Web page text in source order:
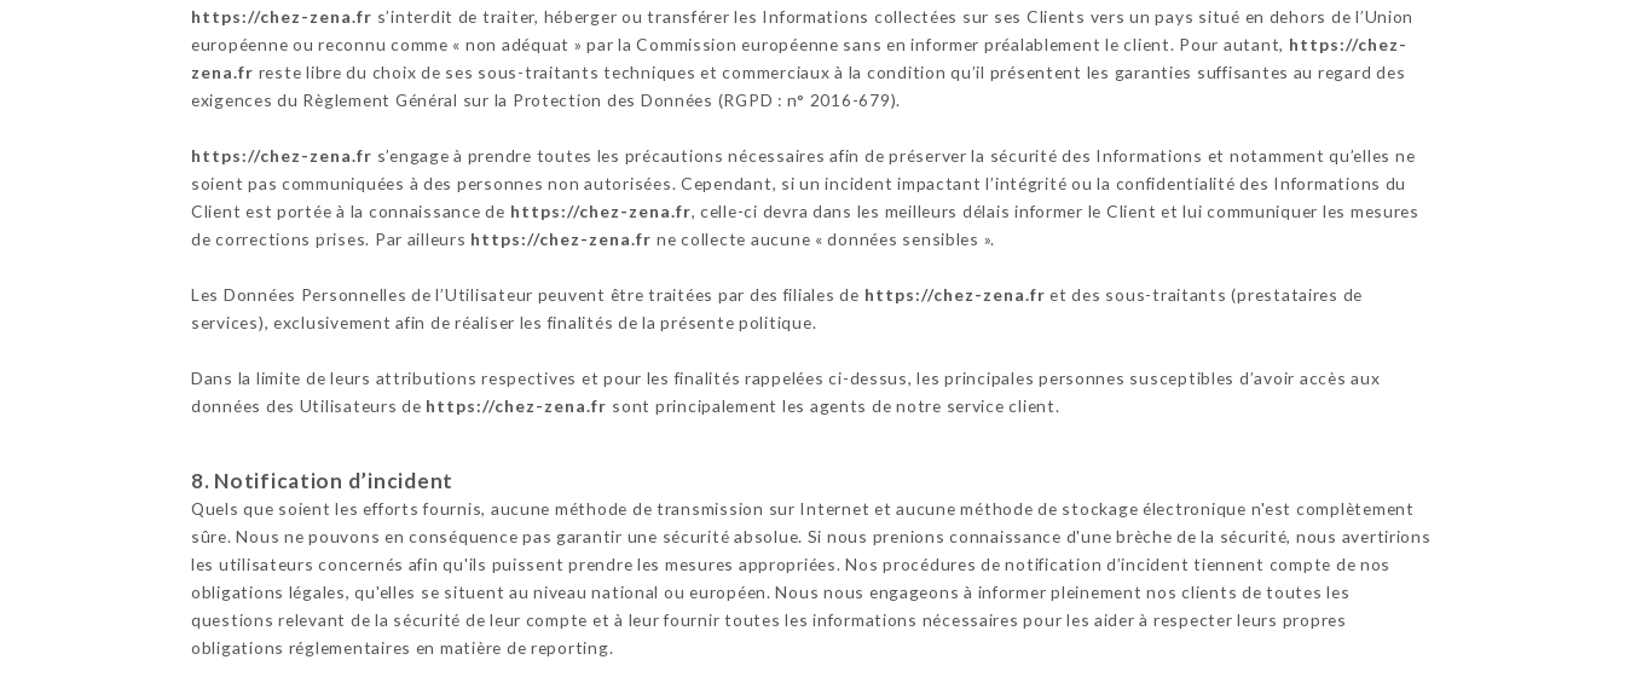
https://chez-zena.fr s’interdit de traiter, héberger ou transférer les Informations collectées sur ses Clients vers un pays situé en dehors de l’Union
européenne ou reconnu comme « non adéquat » par la Commission européenne sans en informer préalablement le client. Pour autant, https://chez-
zena.fr reste libre du choix de ses sous-traitants techniques et commerciaux à la condition qu’il présentent les garanties suffisantes au regard des
exigences du Règlement Général sur la Protection des Données (RGPD : n° 2016-679).
https://chez-zena.fr s’engage à prendre toutes les précautions nécessaires afin de préserver la sécurité des Informations et notamment qu’elles ne
soient pas communiquées à des personnes non autorisées. Cependant, si un incident impactant l’intégrité ou la confidentialité des Informations du
Client est portée à la connaissance de https://chez-zena.fr, celle-ci devra dans les meilleurs délais informer le Client et lui communiquer les mesures
de corrections prises. Par ailleurs https://chez-zena.fr ne collecte aucune « données sensibles ».
Les Données Personnelles de l’Utilisateur peuvent être traitées par des filiales de https://chez-zena.fr et des sous-traitants (prestataires de
services), exclusivement afin de réaliser les finalités de la présente politique.
Dans la limite de leurs attributions respectives et pour les finalités rappelées ci-dessus, les principales personnes susceptibles d’avoir accès aux
données des Utilisateurs de https://chez-zena.fr sont principalement les agents de notre service client.
8. Notification d’incident
Quels que soient les efforts fournis, aucune méthode de transmission sur Internet et aucune méthode de stockage électronique n'est complètement
sûre. Nous ne pouvons en conséquence pas garantir une sécurité absolue. Si nous prenions connaissance d'une brèche de la sécurité, nous avertirions
les utilisateurs concernés afin qu'ils puissent prendre les mesures appropriées. Nos procédures de notification d’incident tiennent compte de nos
obligations légales, qu'elles se situent au niveau national ou européen. Nous nous engageons à informer pleinement nos clients de toutes les
questions relevant de la sécurité de leur compte et à leur fournir toutes les informations nécessaires pour les aider à respecter leurs propres
obligations réglementaires en matière de reporting.